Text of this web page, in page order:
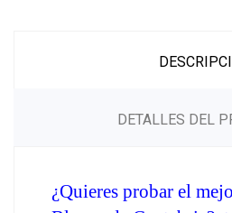
DETALLES DEL
¿Quieres probar el